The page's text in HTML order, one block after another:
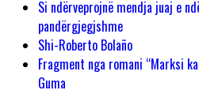
Si ndërveprojnë mendja juaj e
pandërgjegjshme
Shi-Roberto Bolaño
Fragment nga romani “Marksi
Guma